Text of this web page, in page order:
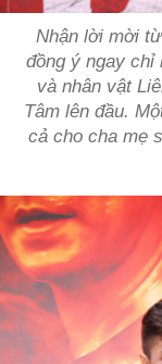
Nhận lời mời
đồng ý ngay chỉ
và nhân vật
Tâm lên đầu.
cả cho cha mẹ